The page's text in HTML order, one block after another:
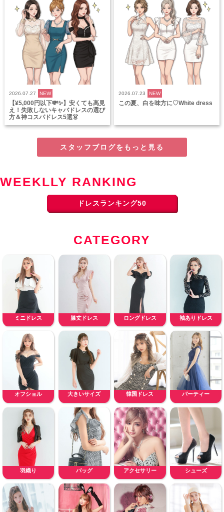
2026.07.27 NEW
【¥5,000円以下💸✨】安くても高見
え！失敗しないキャバドレスの選び
方＆神コスパドレス5選👗
2026.07.23 NEW
この夏、白を味方に♡White dress
スタッフブログをもっと見る
WEEKLLY RANKING
ドレスランキング50
CATEGORY
ミニドレス 膝丈ドレス ロングドレス 袖ありドレス
オフショル 大きいサイズ 韓国ドレス パーティー
羽織り バッグ アクセサリー シューズ